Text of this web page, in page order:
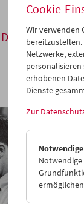
Di 30.10.
Cookie-
Wir verwenden
bereitzustellen.
Netzwerke,
personalisieren
erhobenen
Dienste
Zur
Notwendige